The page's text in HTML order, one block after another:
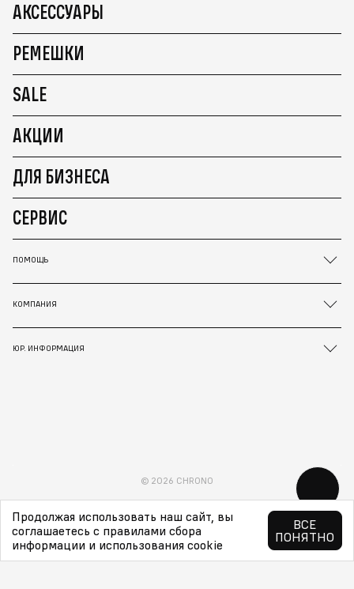
АКСЕССУАРЫ
РЕМЕШКИ
SALE
АКЦИИ
ДЛЯ БИЗНЕСА
СЕРВИС
ПОМОЩЬ
КОМПАНИЯ
ЮР. ИНФОРМАЦИЯ
© 2026 CHRONO
Продолжая использовать наш сайт, вы
соглашаетесь с правилами сбора
информации и использования cookie
ВСЕ
ПОНЯТНО